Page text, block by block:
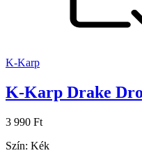
K-Karp
K-Karp Drake
3 990 Ft
Szín: Kék